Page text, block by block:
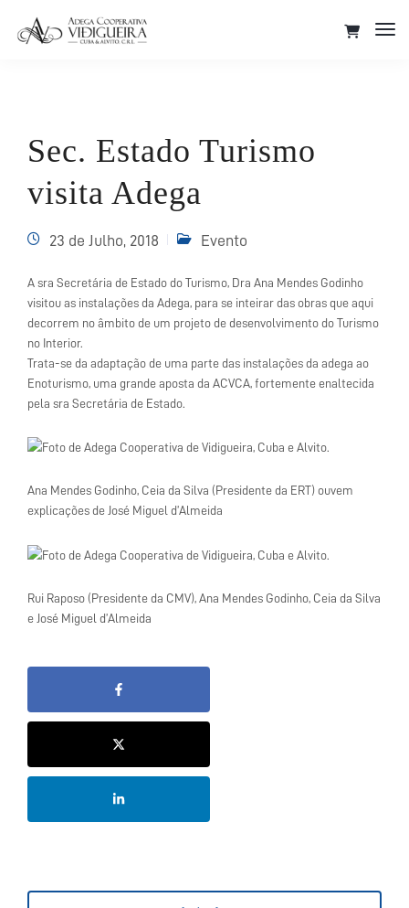
Sec. Estado Turismo
visita Adega
23 de Julho, 2018 Evento
A sra Secretária de Estado do Turismo, Dra Ana Mendes Godinho
visitou as instalações da Adega, para se inteirar das obras que aqui
decorrem no âmbito de um projeto de desenvolvimento do Turismo
no Interior.
Trata-se da adaptação de uma parte das instalações da adega ao
Enoturismo, uma grande aposta da ACVCA, fortemente enaltecida
pela sra Secretária de Estado.
Ana Mendes Godinho, Ceia da Silva (Presidente da ERT) ouvem
explicações de José Miguel d’Almeida
Rui Raposo (Presidente da CMV), Ana Mendes Godinho, Ceia da Silva
e José Miguel d’Almeida